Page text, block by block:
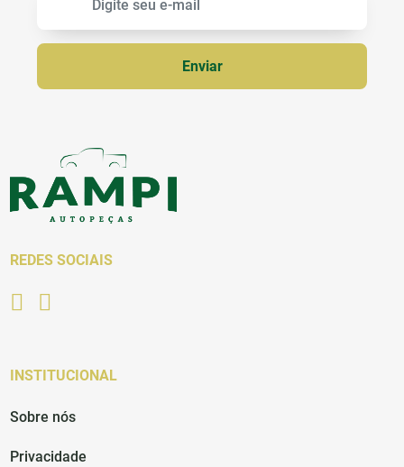
REDES SOCIAIS
INSTITUCIONAL
Sobre nós
Privacidade